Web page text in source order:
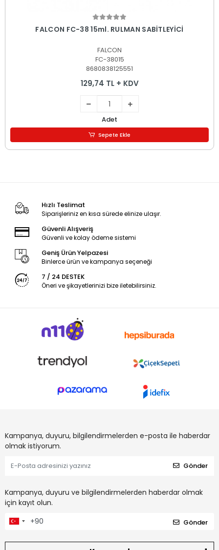
Sepete Ekle
FALCON FC-38 15ml. RULMAN SABİTLEYİCİ
FALCON
FC-38015
8680838125551
129,74 TL + KDV
Adet
Sepete Ekle
Hızlı Teslimat
Siparişleriniz en kısa sürede elinize ulaşır.
Güvenli Alışveriş
Güvenli ve kolay ödeme sistemi
Geniş Ürün Yelpazesi
Binlerce ürün ve kampanya seçeneği
7 / 24 DESTEK
Öneri ve şikayetlerinizi bize iletebilirsiniz.
Kampanya, duyuru, bilgilendirmelerden e-posta ile haberdar
olmak istiyorum.
Gönder
Kampanya, duyuru ve bilgilendirmelerden haberdar olmak
için kayıt olun.
Gönder